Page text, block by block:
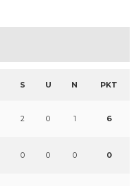
S U N PKT
2 0 1 6
0 0 0 0